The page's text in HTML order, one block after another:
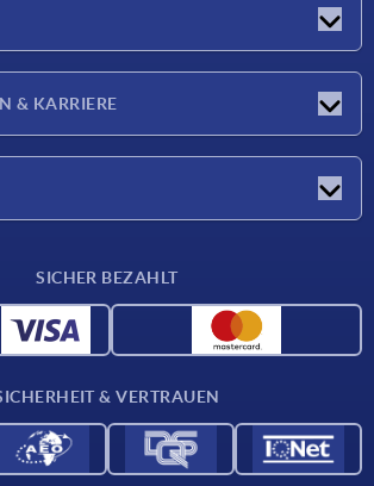
& KARRIERE
SICHER BEZAHLT
& VERTRAUEN